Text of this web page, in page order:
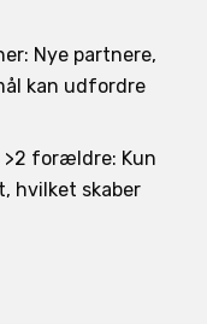
Nye partnere,
kan udfordre
>2 forældre: Kun
hvilket skaber